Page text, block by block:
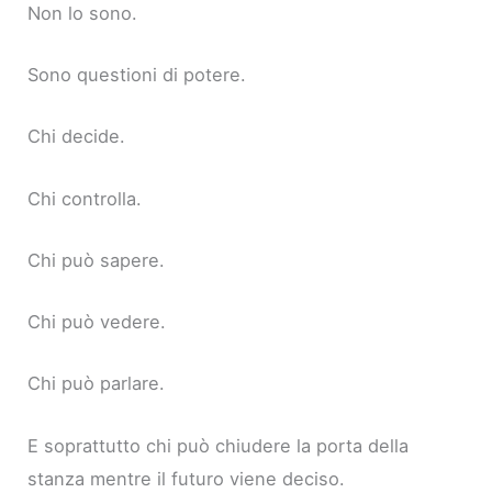
Non lo sono.
Sono questioni di potere.
Chi decide.
Chi controlla.
Chi può sapere.
Chi può vedere.
Chi può parlare.
E soprattutto chi può chiudere la porta della
stanza mentre il futuro viene deciso.